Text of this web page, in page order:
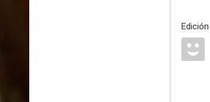
Edición